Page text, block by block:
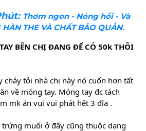
Thơm ngon - Nóng hổi - Và
THE VÀ CHẤT BẢO QUẢN.
BÊN CHỊ ĐANG ĐỂ CÓ 50k THÔI
cháy tỏi nhà chị này nó cuốn hơn tất
về móng tay. Móng tay đc tách
mk ăn vui vui phát hết 3 đĩa .
trứng muối ở đây cũng thuộc dạng